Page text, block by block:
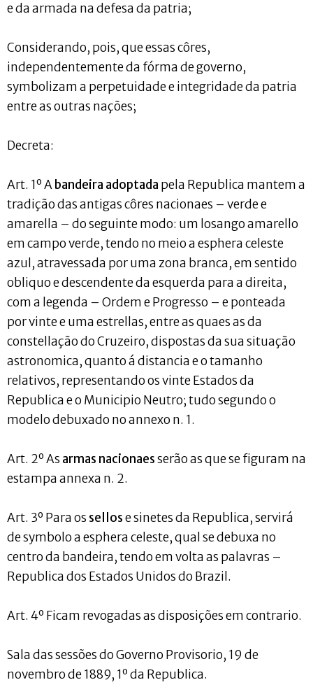
e da armada na defesa da patria;
Considerando, pois, que essas côres,
independentemente da fórma de governo,
symbolizam a perpetuidade e integridade da patria
entre as outras nações;
Decreta:
Art. 1º Abandeira adoptada pela Republica mantem a
tradição das antigas côres nacionaes – verde e
amarella – do seguinte modo: um losango amarello
em campo verde, tendo no meio a esphera celeste
azul, atravessada por uma zona branca, em sentido
obliquo e descendente da esquerda para a direita,
com a legenda – Ordem e Progresso – e ponteada
por vinte e uma estrellas, entre as quaes as da
constellação do Cruzeiro, dispostas da sua situação
astronomica, quanto á distancia e o tamanho
relativos, representando os vinte Estados da
Republica e o Municipio Neutro; tudo segundo o
modelo debuxado no annexo n. 1.
Art. 2º As armas nacionaesserão as que se figuram na
estampa annexa n. 2.
Art. 3º Para os sellose sinetes da Republica, servirá
de symbolo a esphera celeste, qual se debuxa no
centro da bandeira, tendo em volta as palavras –
Republica dos Estados Unidos do Brazil.
Art. 4º Ficam revogadas as disposições em contrario.
Sala das sessões do Governo Provisorio, 19 de
novembro de 1889, 1º da Republica.